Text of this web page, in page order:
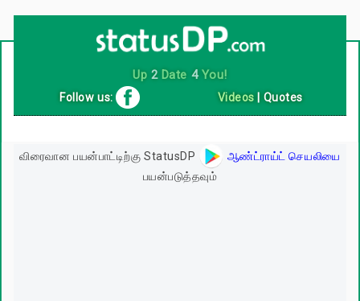
Up 2Date 4You!
Follow us: Videos Quotes
விரைவான பயன்பாட்டிற்கு StatusDP
ஆண்ட்ராய்ட் செயலியை
பயன்படுத்தவும்